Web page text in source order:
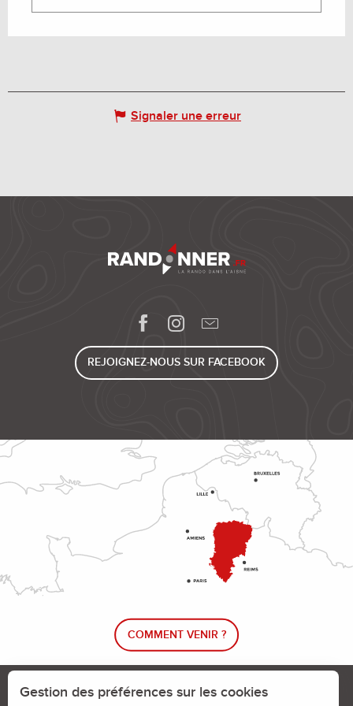
Signaler une erreur
REJOIGNEZ-NOUS SUR FACEBOOK
COMMENT VENIR ?
Le blog rando !
Gestion des préférences sur les cookies